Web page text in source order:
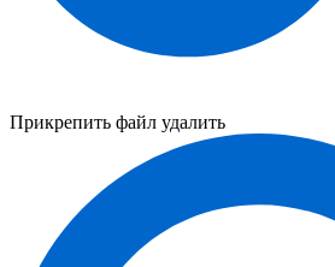
Прикрепить файл удалить